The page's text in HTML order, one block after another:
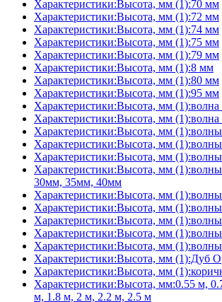
Характеристики:Высота, мм (1):70 мм
Характеристики:Высота, мм (1):72 мм
Характеристики:Высота, мм (1):74 мм
Характеристики:Высота, мм (1):75 мм
Характеристики:Высота, мм (1):79 мм
Характеристики:Высота, мм (1):8 мм
Характеристики:Высота, мм (1):80 мм
Характеристики:Высота, мм (1):95 мм
Характеристики:Высота, мм
Характеристики:Высота, мм
Характеристики:Высота, мм
Характеристики:Высота, мм
Характеристики:Высота, мм
Характеристики:Высота, мм
30мм, 35мм, 40мм
Характеристики:Высота, мм
Характеристики:Высота, мм
Характеристики:Высота, мм
Характеристики:Высота, мм
Характеристики:Высота, мм
Характеристики:Высота, мм (1):Дуб
Характеристики:Высота, мм
Характеристики:Высота, мм:0.55 м,
м, 1.8 м, 2 м, 2.2 м, 2.5 м